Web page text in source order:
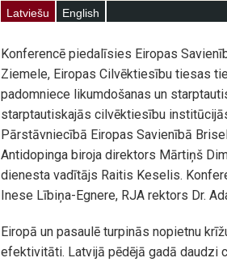
Konferencē piedalīsies Eiropas
Ziemele, Eiropas Cilvēktiesību tiesas
padomniece likumdošanas un
starptautiskajās cilvēktiesību
Pārstāvniecībā Eiropas Savienībā
Antidopinga biroja direktors Mārtiņš
dienesta vadītājs Raitis Keselis.
Inese Lībiņa-Egnere, RJA rektors Dr.
Eiropā un pasaulē turpinās nopietnu
efektivitāti. Latvijā pēdējā gadā daudzi